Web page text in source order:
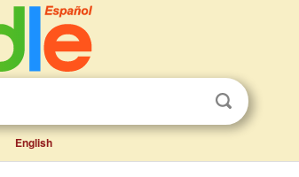
English